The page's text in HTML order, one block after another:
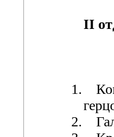
II
1.
2.